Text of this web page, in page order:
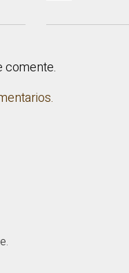
comente.